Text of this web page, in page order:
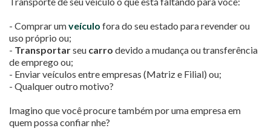
- Comprar umveículo fora do seu estado para revender ou
uso próprio ou;
- Transportarseu carro devido a mudança ou transferência
de emprego ou;
- Enviar veículos entre empresas (Matriz e Filial) ou;
- Qualquer outro motivo?
Imagino que você procure também por uma empresa em
quem possa confiar nhe?